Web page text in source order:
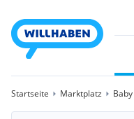
Startseite Marktplatz